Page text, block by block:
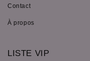
Contact
À propos
LISTE VIP